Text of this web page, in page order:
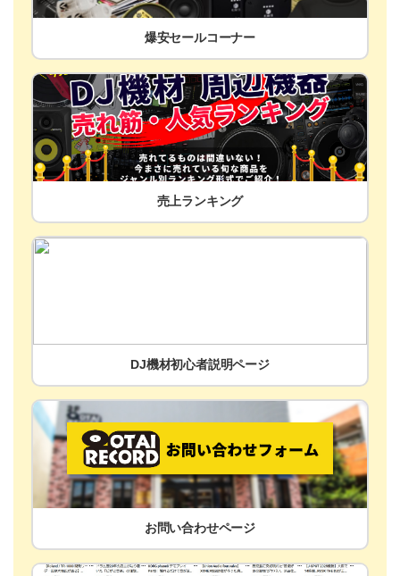
爆安セールコーナー
売上ランキング
DJ機材初心者説明ページ
お問い合わせページ